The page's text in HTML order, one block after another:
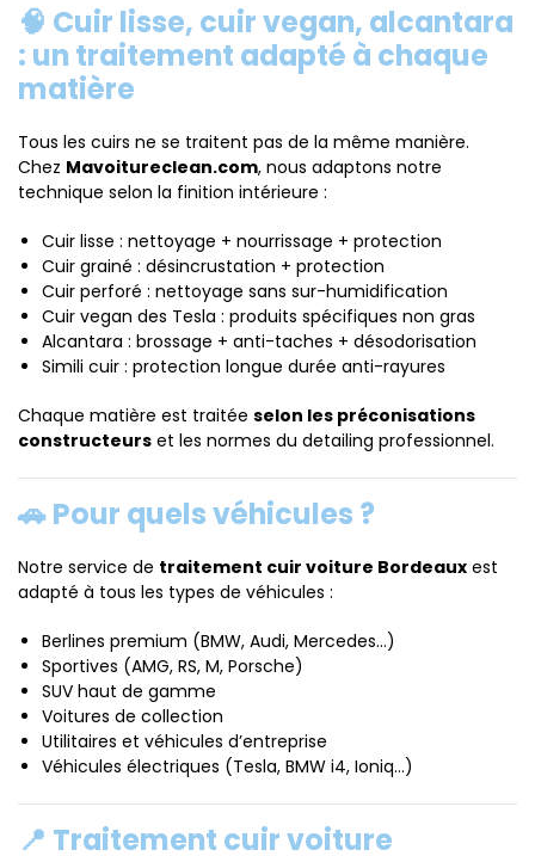
🧠 Cuir lisse, cuir vegan, alcantara
: un traitement adapté à chaque
matière
Tous les cuirs ne se traitent pas de la même manière.
Chez Mavoitureclean.com, nous adaptons notre
technique selon la finition intérieure :
Cuir lisse : nettoyage + nourrissage + protection
Cuir grainé : désincrustation + protection
Cuir perforé : nettoyage sans sur-humidification
Cuir vegan des Tesla : produits spécifiques non gras
Alcantara : brossage + anti-taches + désodorisation
Simili cuir : protection longue durée anti-rayures
Chaque matière est traitée selon les préconisations
constructeurs et les normes du detailing professionnel.
🚗 Pour quels véhicules ?
Notre service de traitement cuir voiture Bordeaux est
adapté à tous les types de véhicules :
Berlines premium (BMW, Audi, Mercedes…)
Sportives (AMG, RS, M, Porsche)
SUV haut de gamme
Voitures de collection
Utilitaires et véhicules d’entreprise
Véhicules électriques (Tesla, BMW i4, Ioniq…)
📍 Traitement cuir voiture